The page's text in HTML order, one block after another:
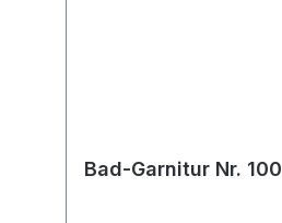
Bad-Garnitur Nr. 100